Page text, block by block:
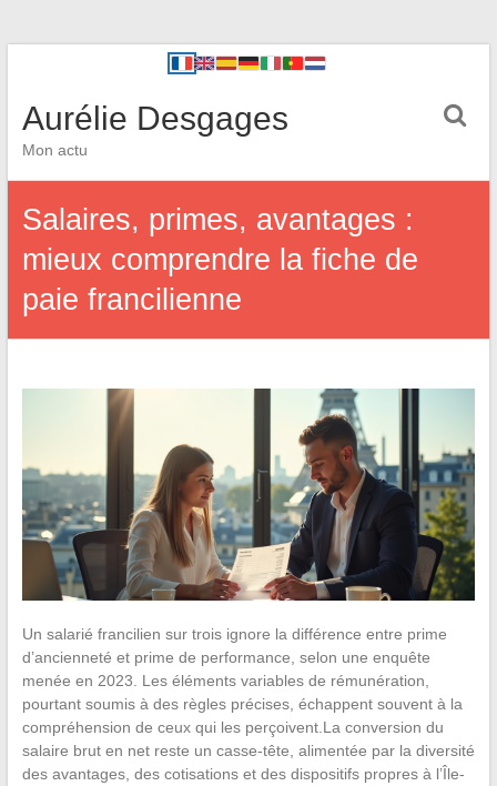
Aurélie Desgages
Mon actu
Salaires, primes, avantages :
mieux comprendre la fiche de
paie francilienne
Un salarié francilien sur trois ignore la différence entre prime
d’ancienneté et prime de performance, selon une enquête
menée en 2023. Les éléments variables de rémunération,
pourtant soumis à des règles précises, échappent souvent à la
compréhension de ceux qui les perçoivent.La conversion du
salaire brut en net reste un casse-tête, alimentée par la diversité
des avantages, des cotisations et des dispositifs propres à l’Île-